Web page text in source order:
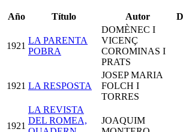
Año Título Autor
1921
LA PARENTA
POBRA
DOMÈNEC I
VICENÇ
COROMINAS I
PRATS
1921 LA RESPOSTA
JOSEP MARIA
FOLCH I
TORRES
1921
LA REVISTA
DEL ROMEA,
JOAQUIM